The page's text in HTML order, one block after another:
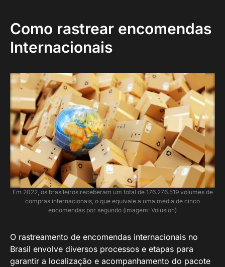
Como rastrear encomendas
Internacionais
Em 2022, os brasileiros receberam um total de 176.276.519 volumes de
compras internacionais, o que equivale a uma média de cinco
encomendas por segundo (imagem: Volusion)
O rastreamento de encomendas internacionais no
Brasil envolve diversos processos e etapas para
garantir a localização e acompanhamento do pacote